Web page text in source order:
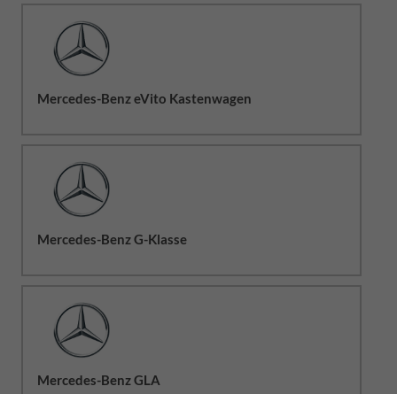
Mercedes-Benz eVito Kastenwagen
Mercedes-Benz G-Klasse
Mercedes-Benz GLA